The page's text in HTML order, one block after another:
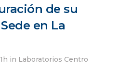
de su
en La
in Laboratorios Centro